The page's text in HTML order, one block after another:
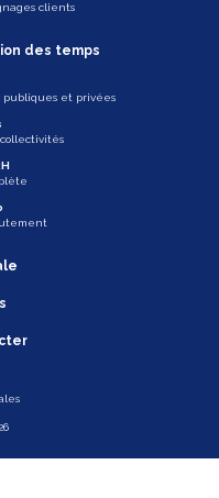
clients
des temps
publiques et privées
collectivités